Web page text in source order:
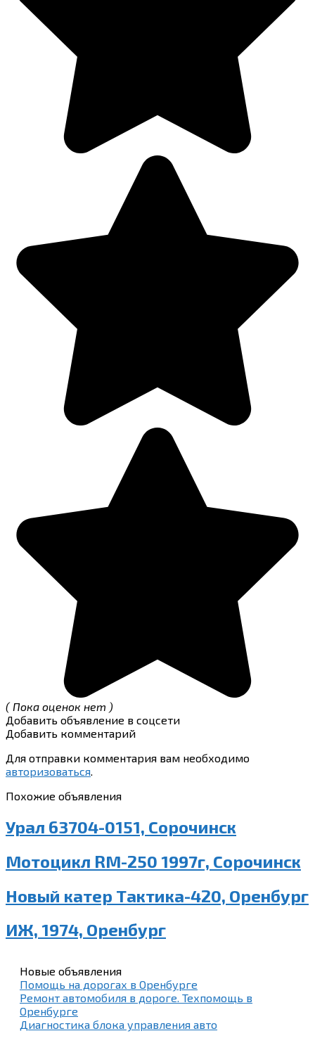
( Пока оценок нет )
Добавить объявление в соцсети
Добавить комментарий
Для отправки комментария вам необходимо
авторизоваться.
Похожие объявления
Урал 63704-0151, Сорочинск
Мотоцикл RM-250 1997г, Сорочинск
Новый катер Тактика-420, Оренбург
ИЖ, 1974, Оренбург
Новые объявления
Помощь на дорогах в Оренбурге
Ремонт автомобиля в дороге. Техпомощь в
Оренбурге
Диагностика блока управления авто